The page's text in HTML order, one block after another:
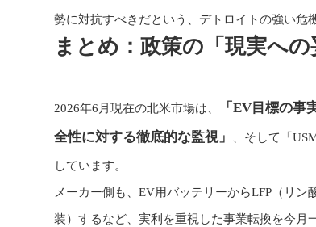
勢に対抗すべきだという、デトロイトの強い危
まとめ：政策の「現実への
2026年6月現在の北米市場は、 「EV目標の事
全性に対する徹底的な監視」
、そして「
しています。
メーカー側も、EV用バッテリーからLFP（リ
装）するなど、実利を重視した事業転換を今月